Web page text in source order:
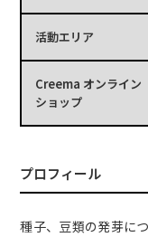
活動エリア
Creema オンライン
ショップ
プロフィール
種子、豆類の発芽に